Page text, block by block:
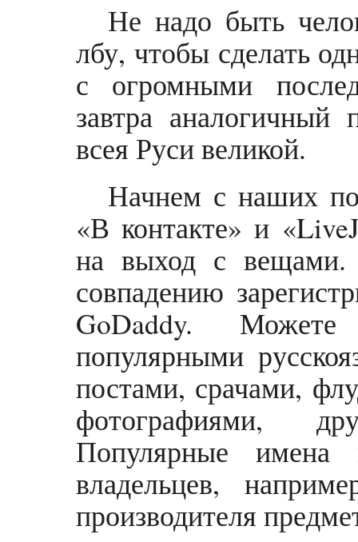
Не надо быть
лбу, чтобы сделать
с огромными
завтра
всея Руси великой.
Начнем с наших
«В контакте» и
на выход с
совпадению
GoDaddy.
популярными
постами, срачами,
фотографиями,
Популярные имена
владельцев,
производителя